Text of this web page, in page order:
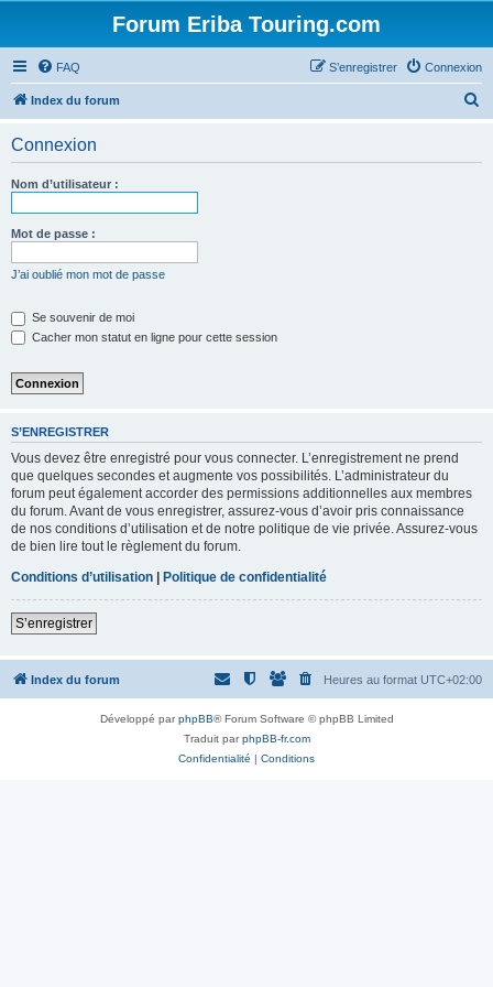
Forum Eriba Touring.com
FAQ Connexion
S’enregistrer
Index du forum
Connexion
Nom d’utilisateur :
Mot de passe :
J’ai oublié mon mot de passe
Se souvenir de moi
Cacher mon statut en ligne pour cette session
S’ENREGISTRER
Vous devez être enregistré pour vous connecter. L’enregistrement ne prend
que quelques secondes et augmente vos possibilités. L’administrateur du
forum peut également accorder des permissions additionnelles aux membres
du forum. Avant de vous enregistrer, assurez-vous d’avoir pris connaissance
de nos conditions d’utilisation et de notre politique de vie privée. Assurez-vous
de bien lire tout le règlement du forum.
Conditions d’utilisation | Politique de confidentialité
S’enregistrer
Index du forum Heures au format UTC+02:00
Développé parphpBB® Forum Software © phpBB Limited
Traduit parphpBB-fr.com
Confidentialité | Conditions